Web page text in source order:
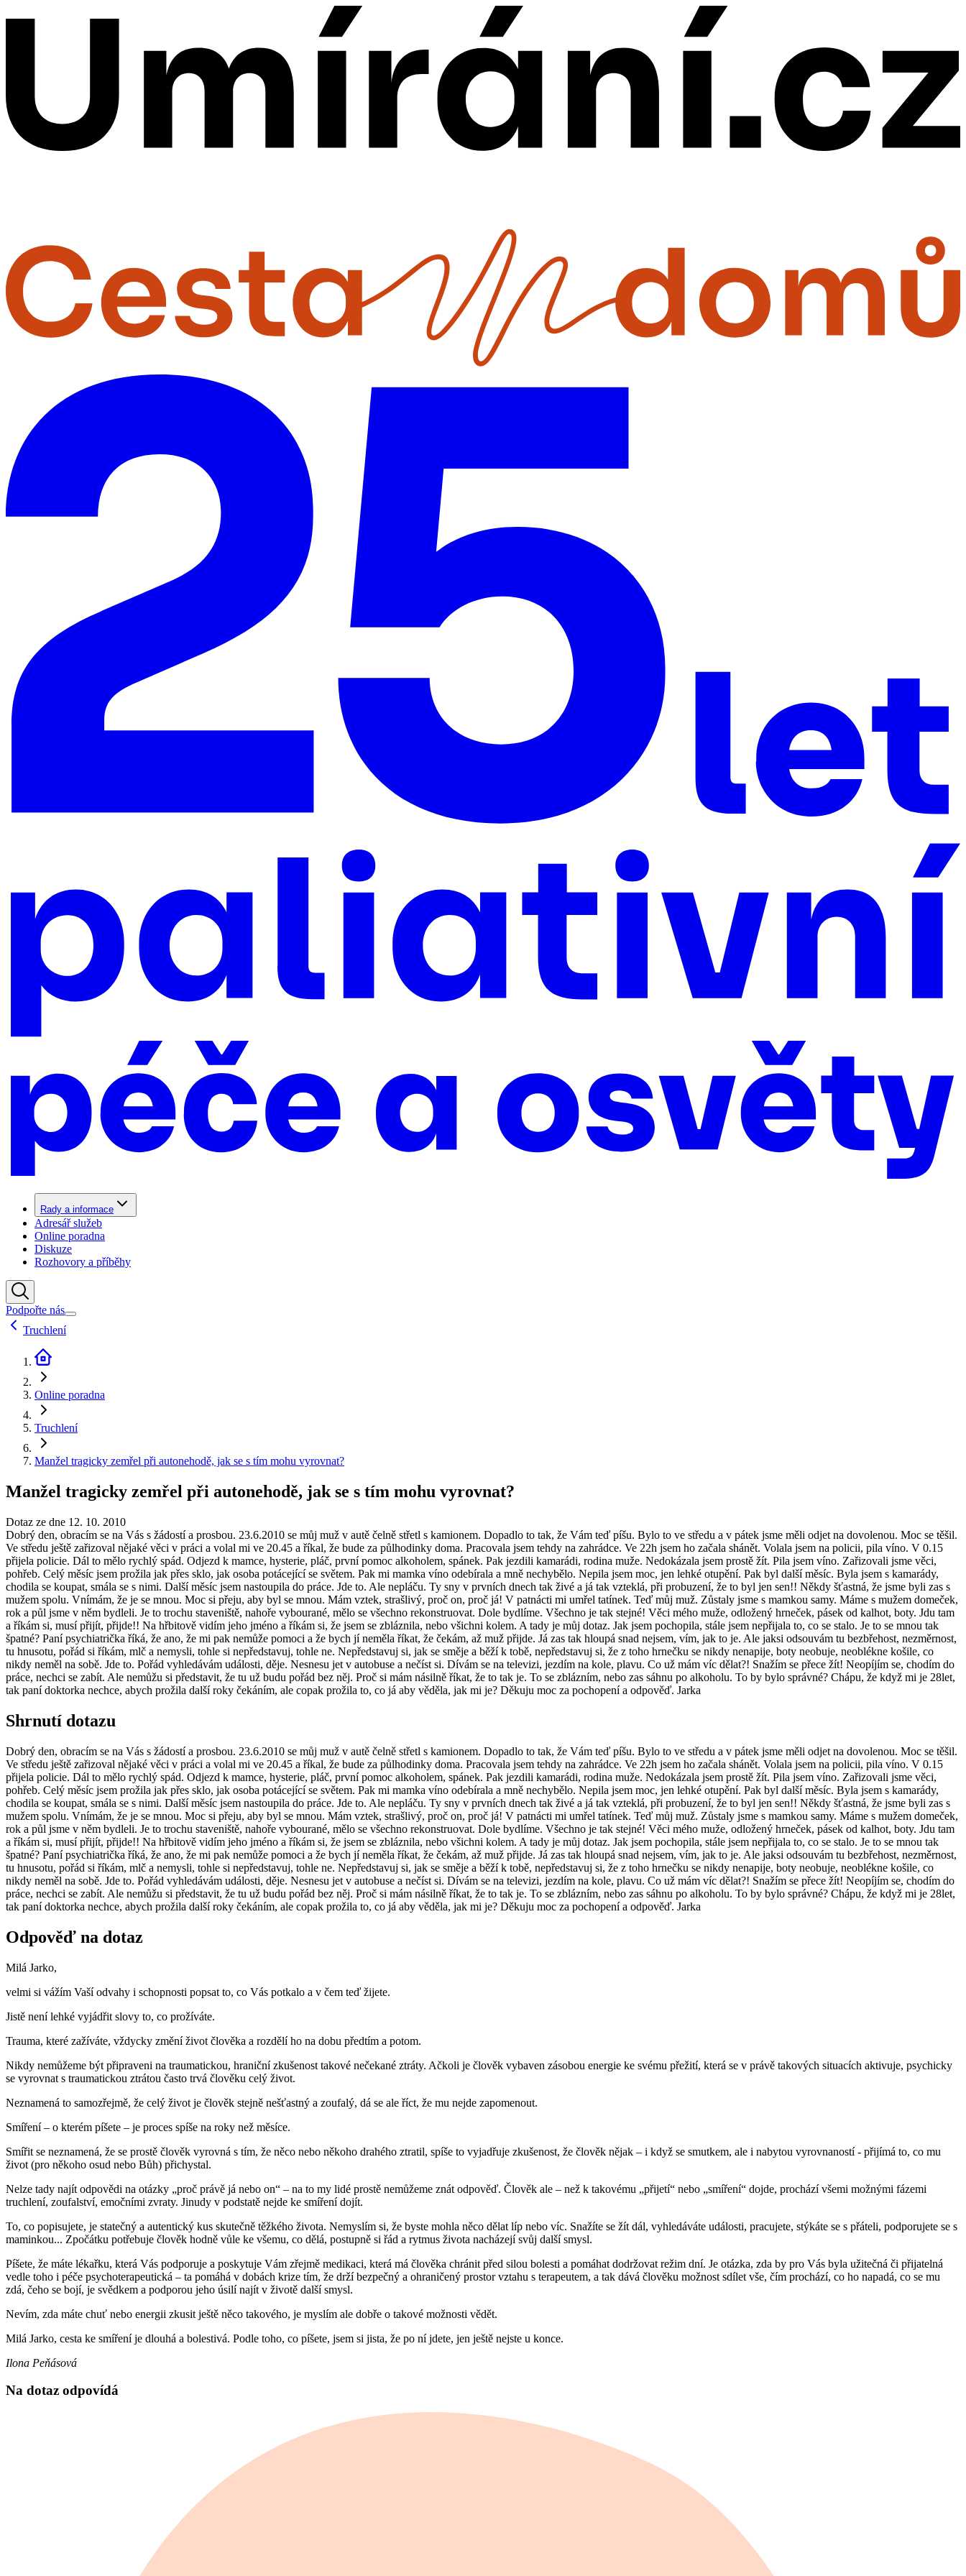
Rady a informace
Adresář služeb
Online poradna
Diskuze
Rozhovory a příběhy
Podpořte nás
Truchlení
Online poradna
Truchlení
Manžel tragicky zemřel při autonehodě, jak se s tím mohu vyrovnat?
Manžel tragicky zemřel při autonehodě, jak se s tím mohu vyrovnat?
Dotaz ze dne 12. 10. 2010
Dobrý den, obracím se na Vás s žádostí a prosbou. 23.6.2010 se můj muž v autě čelně střetl s kamionem. Dopadlo to tak, že Vám teď píšu. Bylo to ve středu a v pátek jsme měli odjet na dovolenou. Moc se těšil.
Ve středu ještě zařizoval nějaké věci v práci a volal mi ve 20.45 a říkal, že bude za půlhodinky doma. Pracovala jsem tehdy na zahrádce. Ve 22h jsem ho začala shánět. Volala jsem na policii, pila víno. V 0.15
přijela policie. Dál to mělo rychlý spád. Odjezd k mamce, hysterie, pláč, první pomoc alkoholem, spánek. Pak jezdili kamarádi, rodina muže. Nedokázala jsem prostě žít. Pila jsem víno. Zařizovali jsme věci,
pohřeb. Celý měsíc jsem prožila jak přes sklo, jak osoba potácející se světem. Pak mi mamka víno odebírala a mně nechybělo. Nepila jsem moc, jen lehké otupění. Pak byl další měsíc. Byla jsem s kamarády,
chodila se koupat, smála se s nimi. Další měsíc jsem nastoupila do práce. Jde to. Ale nepláču. Ty sny v prvních dnech tak živé a já tak vzteklá, při probuzení, že to byl jen sen!! Někdy šťastná, že jsme byli zas s
mužem spolu. Vnímám, že je se mnou. Moc si přeju, aby byl se mnou. Mám vztek, strašlivý, proč on, proč já! V patnácti mi umřel tatínek. Teď můj muž. Zůstaly jsme s mamkou samy. Máme s mužem domeček,
rok a půl jsme v něm bydleli. Je to trochu staveniště, nahoře vybourané, mělo se všechno rekonstruovat. Dole bydlíme. Všechno je tak stejné! Věci mého muže, odložený hrneček, pásek od kalhot, boty. Jdu tam
a říkám si, musí přijít, přijde!! Na hřbitově vidím jeho jméno a říkám si, že jsem se zbláznila, nebo všichni kolem. A tady je můj dotaz. Jak jsem pochopila, stále jsem nepřijala to, co se stalo. Je to se mnou tak
špatné? Paní psychiatrička říká, že ano, že mi pak nemůže pomoci a že bych jí neměla říkat, že čekám, až muž přijde. Já zas tak hloupá snad nejsem, vím, jak to je. Ale jaksi odsouvám tu bezbřehost, nezměrnost,
tu hnusotu, pořád si říkám, mlč a nemysli, tohle si nepředstavuj, tohle ne. Nepředstavuj si, jak se směje a běží k tobě, nepředstavuj si, že z toho hrnečku se nikdy nenapije, boty neobuje, neoblékne košile, co
nikdy neměl na sobě. Jde to. Pořád vyhledávám události, děje. Nesnesu jet v autobuse a nečíst si. Dívám se na televizi, jezdím na kole, plavu. Co už mám víc dělat?! Snažím se přece žít! Neopíjím se, chodím do
práce, nechci se zabít. Ale nemůžu si představit, že tu už budu pořád bez něj. Proč si mám násilně říkat, že to tak je. To se zblázním, nebo zas sáhnu po alkoholu. To by bylo správné? Chápu, že když mi je 28let,
tak paní doktorka nechce, abych prožila další roky čekáním, ale copak prožila to, co já aby věděla, jak mi je? Děkuju moc za pochopení a odpověď. Jarka
Shrnutí dotazu
Dobrý den, obracím se na Vás s žádostí a prosbou. 23.6.2010 se můj muž v autě čelně střetl s kamionem. Dopadlo to tak, že Vám teď píšu. Bylo to ve středu a v pátek jsme měli odjet na dovolenou. Moc se těšil.
Ve středu ještě zařizoval nějaké věci v práci a volal mi ve 20.45 a říkal, že bude za půlhodinky doma. Pracovala jsem tehdy na zahrádce. Ve 22h jsem ho začala shánět. Volala jsem na policii, pila víno. V 0.15
přijela policie. Dál to mělo rychlý spád. Odjezd k mamce, hysterie, pláč, první pomoc alkoholem, spánek. Pak jezdili kamarádi, rodina muže. Nedokázala jsem prostě žít. Pila jsem víno. Zařizovali jsme věci,
pohřeb. Celý měsíc jsem prožila jak přes sklo, jak osoba potácející se světem. Pak mi mamka víno odebírala a mně nechybělo. Nepila jsem moc, jen lehké otupění. Pak byl další měsíc. Byla jsem s kamarády,
chodila se koupat, smála se s nimi. Další měsíc jsem nastoupila do práce. Jde to. Ale nepláču. Ty sny v prvních dnech tak živé a já tak vzteklá, při probuzení, že to byl jen sen!! Někdy šťastná, že jsme byli zas s
mužem spolu. Vnímám, že je se mnou. Moc si přeju, aby byl se mnou. Mám vztek, strašlivý, proč on, proč já! V patnácti mi umřel tatínek. Teď můj muž. Zůstaly jsme s mamkou samy. Máme s mužem domeček,
rok a půl jsme v něm bydleli. Je to trochu staveniště, nahoře vybourané, mělo se všechno rekonstruovat. Dole bydlíme. Všechno je tak stejné! Věci mého muže, odložený hrneček, pásek od kalhot, boty. Jdu tam
a říkám si, musí přijít, přijde!! Na hřbitově vidím jeho jméno a říkám si, že jsem se zbláznila, nebo všichni kolem. A tady je můj dotaz. Jak jsem pochopila, stále jsem nepřijala to, co se stalo. Je to se mnou tak
špatné? Paní psychiatrička říká, že ano, že mi pak nemůže pomoci a že bych jí neměla říkat, že čekám, až muž přijde. Já zas tak hloupá snad nejsem, vím, jak to je. Ale jaksi odsouvám tu bezbřehost, nezměrnost,
tu hnusotu, pořád si říkám, mlč a nemysli, tohle si nepředstavuj, tohle ne. Nepředstavuj si, jak se směje a běží k tobě, nepředstavuj si, že z toho hrnečku se nikdy nenapije, boty neobuje, neoblékne košile, co
nikdy neměl na sobě. Jde to. Pořád vyhledávám události, děje. Nesnesu jet v autobuse a nečíst si. Dívám se na televizi, jezdím na kole, plavu. Co už mám víc dělat?! Snažím se přece žít! Neopíjím se, chodím do
práce, nechci se zabít. Ale nemůžu si představit, že tu už budu pořád bez něj. Proč si mám násilně říkat, že to tak je. To se zblázním, nebo zas sáhnu po alkoholu. To by bylo správné? Chápu, že když mi je 28let,
tak paní doktorka nechce, abych prožila další roky čekáním, ale copak prožila to, co já aby věděla, jak mi je? Děkuju moc za pochopení a odpověď. Jarka
Odpověď na dotaz
Milá Jarko,
velmi si vážím Vaší odvahy i schopnosti popsat to, co Vás potkalo a v čem teď žijete.
Jistě není lehké vyjádřit slovy to, co prožíváte.
Trauma, které zažíváte, vždycky změní život člověka a rozdělí ho na dobu předtím a potom.
Nikdy nemůžeme být připraveni na traumatickou, hraniční zkušenost takové nečekané ztráty. Ačkoli je člověk vybaven zásobou energie ke svému přežití, která se v právě takových situacích aktivuje, psychicky
se vyrovnat s traumatickou ztrátou často trvá člověku celý život.
Neznamená to samozřejmě, že celý život je člověk stejně nešťastný a zoufalý, dá se ale říct, že mu nejde zapomenout.
Smíření – o kterém píšete – je proces spíše na roky než měsíce.
Smířit se neznamená, že se prostě člověk vyrovná s tím, že něco nebo někoho drahého ztratil, spíše to vyjadřuje zkušenost, že člověk nějak – i když se smutkem, ale i nabytou vyrovnaností - přijímá to, co mu
život (pro někoho osud nebo Bůh) přichystal.
Nelze tady najít odpovědi na otázky „proč právě já nebo on“ – na to my lidé prostě nemůžeme znát odpověď. Člověk ale – než k takovému „přijetí“ nebo „smíření“ dojde, prochází všemi možnými fázemi
truchlení, zoufalství, emočními zvraty. Jinudy v podstatě nejde ke smíření dojít.
To, co popisujete, je statečný a autentický kus skutečně těžkého života. Nemyslím si, že byste mohla něco dělat líp nebo víc. Snažíte se žít dál, vyhledáváte události, pracujete, stýkáte se s přáteli, podporujete se s
maminkou... Zpočátku potřebuje člověk hodně vůle ke všemu, co dělá, postupně si řád a rytmus života nacházejí svůj další smysl.
Píšete, že máte lékařku, která Vás podporuje a poskytuje Vám zřejmě medikaci, která má člověka chránit před silou bolesti a pomáhat dodržovat režim dní. Je otázka, zda by pro Vás byla užitečná či přijatelná
vedle toho i péče psychoterapeutická – ta pomáhá v dobách krize tím, že drží bezpečný a ohraničený prostor vztahu s terapeutem, a tak dává člověku možnost sdílet vše, čím prochází, co ho napadá, co se mu
zdá, čeho se bojí, je svědkem a podporou jeho úsilí najít v životě další smysl.
Nevím, zda máte chuť nebo energii zkusit ještě něco takového, je myslím ale dobře o takové možnosti vědět.
Milá Jarko, cesta ke smíření je dlouhá a bolestivá. Podle toho, co píšete, jsem si jista, že po ní jdete, jen ještě nejste u konce.
Ilona Peňásová
Na dotaz odpovídá